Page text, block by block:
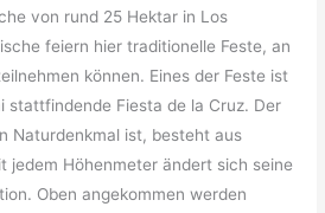
von rund 25 Hektar in Los
feiern hier traditionelle Feste, an
können. Eines der Feste ist
stattfindende Fiesta de la Cruz. Der
Naturdenkmal ist, besteht aus
jedem Höhenmeter ändert sich seine
Oben angekommen werden